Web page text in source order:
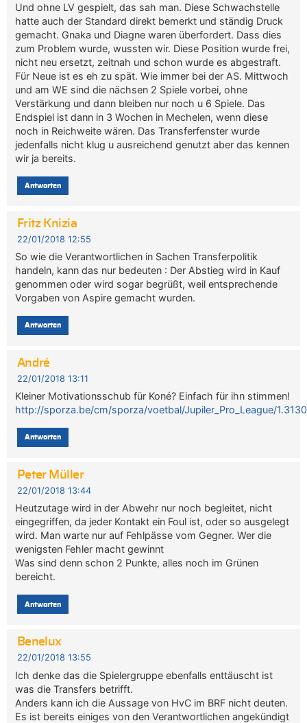
Und ohne LV gespielt, das sah man. Diese Schwachstelle
hatte auch der Standard direkt bemerkt und ständig Druck
gemacht. Gnaka und Diagne waren überfordert. Dass dies
zum Problem wurde, wussten wir. Diese Position wurde frei,
nicht neu ersetzt, zeitnah und schon wurde es abgestraft.
Für Neue ist es eh zu spät. Wie immer bei der AS. Mittwoch
und am WE sind die nächsen 2 Spiele vorbei, ohne
Verstärkung und dann bleiben nur noch u 6 Spiele. Das
Endspiel ist dann in 3 Wochen in Mechelen, wenn diese
noch in Reichweite wären. Das Transferfenster wurde
jedenfalls nicht klug u ausreichend genutzt aber das kennen
wir ja bereits.
Antworten
Fritz Knizia
22/01/2018 12:55
So wie die Verantwortlichen in Sachen Transferpolitik
handeln, kann das nur bedeuten : Der Abstieg wird in Kauf
genommen oder wird sogar begrüßt, weil entsprechende
Vorgaben von Aspire gemacht wurden.
Antworten
André
22/01/2018 13:11
Kleiner Motivationsschub für Koné? Einfach für ihn stimmen!
http://sporza.be/cm/sporza/voetbal/Jupiler_Pro_League/
Antworten
Peter Müller
22/01/2018 13:44
Heutzutage wird in der Abwehr nur noch begleitet, nicht
eingegriffen, da jeder Kontakt ein Foul ist, oder so ausgelegt
wird. Man warte nur auf Fehlpässe vom Gegner. Wer die
wenigsten Fehler macht gewinnt
Was sind denn schon 2 Punkte, alles noch im Grünen
bereicht.
Antworten
Benelux
22/01/2018 13:55
Ich denke das die Spielergruppe ebenfalls enttäuscht ist
was die Transfers betrifft.
Anders kann ich die Aussage von HvC im BRF nicht deuten.
Es ist bereits einiges von den Verantwortlichen angekündigt